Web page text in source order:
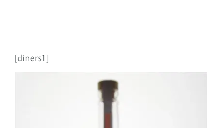
[diners1]